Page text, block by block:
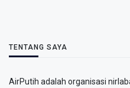
TENTANG SAYA
AirPutih adalah organisasi